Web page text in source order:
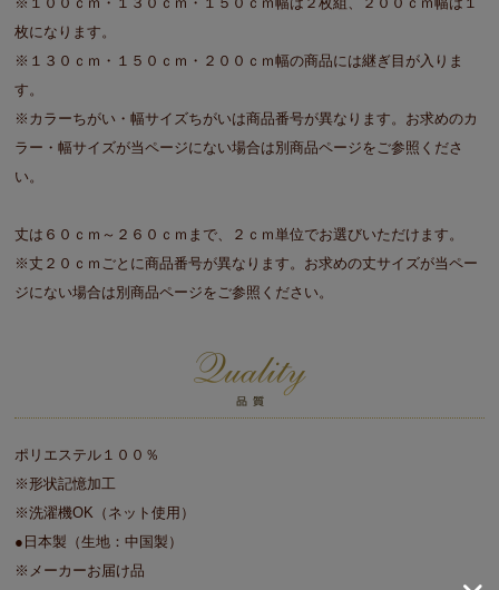
枚になります。
※１３０ｃｍ・１５０ｃｍ・２００ｃｍ幅の商品には継ぎ目が入りま
す。
※カラーちがい・幅サイズちがいは商品番号が異なります。お求めのカ
ラー・幅サイズが当ページにない場合は別商品ページをご参照くださ
い。
丈は６０ｃｍ～２６０ｃｍまで、２ｃｍ単位でお選びいただけます。
※丈２０ｃｍごとに商品番号が異なります。お求めの丈サイズが当ペー
ジにない場合は別商品ページをご参照ください。
ポリエステル１００％
※形状記憶加工
※洗濯機OK（ネット使用）
●日本製（生地：中国製）
※メーカーお届け品